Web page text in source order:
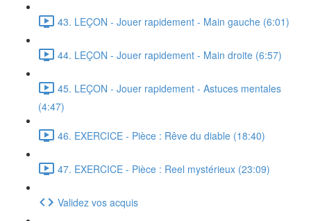
43. LEÇON - Jouer rapidement - Main gauche (6:01)
44. LEÇON - Jouer rapidement - Main droite (6:57)
45. LEÇON - Jouer rapidement - Astuces mentales
(4:47)
46. EXERCICE - Pièce : Rêve du diable (18:40)
47. EXERCICE - Pièce : Reel mystérieux (23:09)
Validez vos acquis